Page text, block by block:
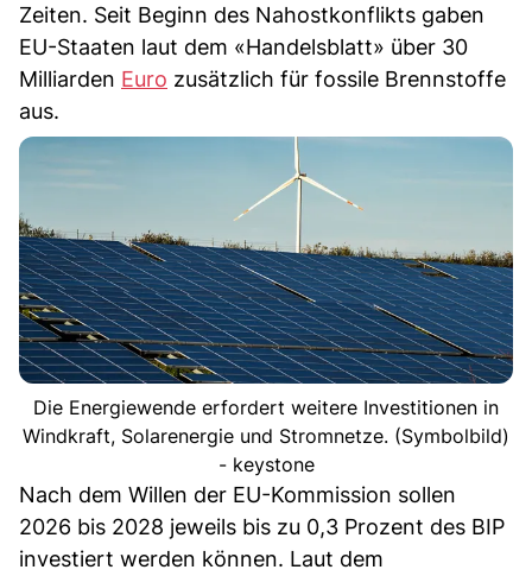
Zeiten. Seit Beginn des Nahostkonflikts gaben
EU-Staaten laut dem «Handelsblatt» über 30
Milliarden Euro zusätzlich für fossile Brennstoffe
aus.
Die Energiewende erfordert weitere Investitionen in
Windkraft, Solarenergie und Stromnetze. (Symbolbild)
- keystone
Nach dem Willen der EU-Kommission sollen
2026 bis 2028 jeweils bis zu 0,3 Prozent des BIP
investiert werden können. Laut dem